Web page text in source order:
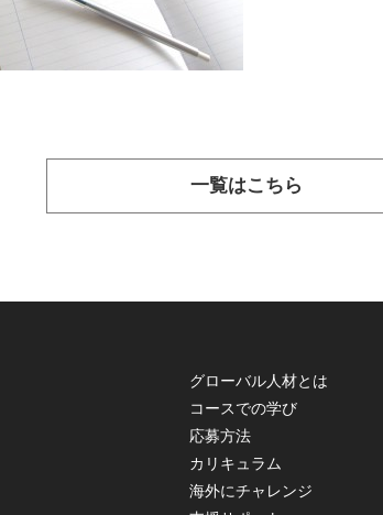
一覧はこちら
グローバル人材とは
コースでの学び
応募方法
カリキュラム
海外にチャレンジ